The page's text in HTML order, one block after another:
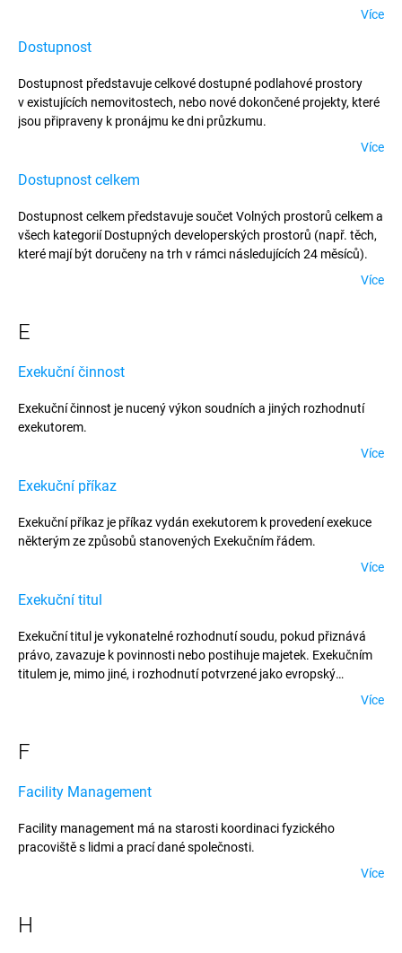
Více
Dostupnost
Dostupnost představuje celkové dostupné podlahové prostory
v existujících nemovitostech, nebo nové dokončené projekty, které
jsou připraveny k pronájmu ke dni průzkumu.
Více
Dostupnost celkem
Dostupnost celkem představuje součet Volných prostorů celkem a
všech kategorií Dostupných developerských prostorů (např. těch,
které mají být doručeny na trh v rámci následujících 24 měsíců).
Více
E
Exekuční činnost
Exekuční činnost je nucený výkon soudních a jiných rozhodnutí
exekutorem.
Více
Exekuční příkaz
Exekuční příkaz je příkaz vydán exekutorem k provedení exekuce
některým ze způsobů stanovených Exekučním řádem.
Více
Exekuční titul
Exekuční titul je vykonatelné rozhodnutí soudu, pokud přiznává
právo, zavazuje k povinnosti nebo postihuje majetek. Exekučním
titulem je, mimo jiné, i rozhodnutí potvrzené jako evropský
povinná osoba v notářském zápise s vykonatelností souhlasila,
Evropské unie.
Více
F
Facility Management
Facility management má na starosti koordinaci fyzického
pracoviště s lidmi a prací dané společnosti.
Více
H